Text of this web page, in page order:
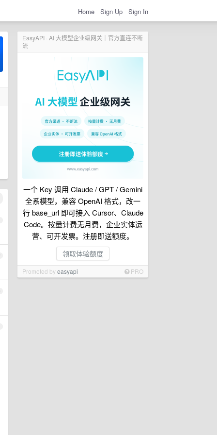
Home Sign Up Sign In
EasyAPI · AI 大模型企业级网关｜官方直连不断
流
一个 Key 调用 Claude / GPT / Gemini
全系模型，兼容 OpenAI 格式，改一
行 base_url 即可接入 Cursor、Claude
Code。按量计费无月费，企业实体运
营、可开发票。注册即送额度。
领取体验额度
Promoted byeasyapi PRO